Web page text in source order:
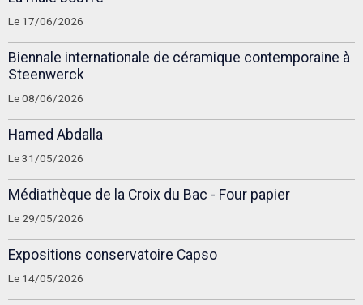
Le 17/06/2026
Biennale internationale de céramique contemporaine à
Steenwerck
Le 08/06/2026
Hamed Abdalla
Le 31/05/2026
Médiathèque de la Croix du Bac - Four papier
Le 29/05/2026
Expositions conservatoire Capso
Le 14/05/2026